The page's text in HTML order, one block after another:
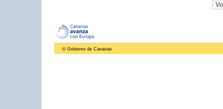
© Gobierno de Canarias